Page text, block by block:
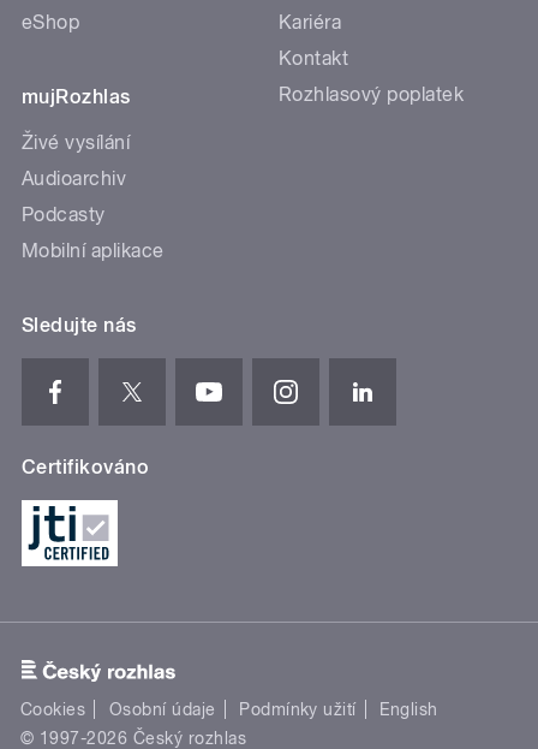
eShop
mujRozhlas
Živé vysílání
Audioarchiv
Podcasty
Mobilní aplikace
Kariéra
Kontakt
Rozhlasový poplatek
Sledujte nás
Certifikováno
Cookies Osobní údaje Podmínky užití
English
© 1997-2026 Český rozhlas